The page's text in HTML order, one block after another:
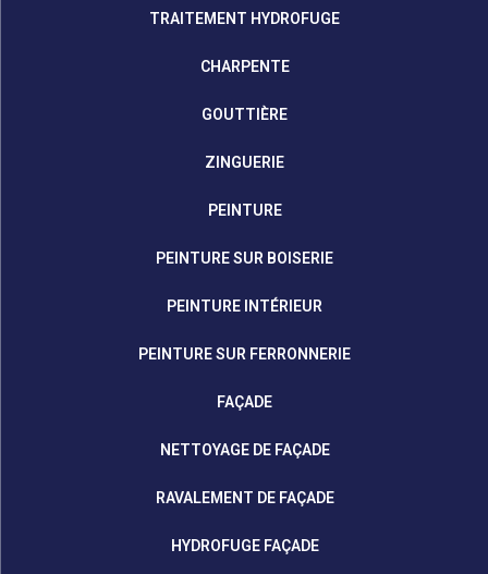
TRAITEMENT HYDROFUGE
CHARPENTE
GOUTTIÈRE
ZINGUERIE
PEINTURE
PEINTURE SUR BOISERIE
PEINTURE INTÉRIEUR
PEINTURE SUR FERRONNERIE
FAÇADE
NETTOYAGE DE FAÇADE
RAVALEMENT DE FAÇADE
HYDROFUGE FAÇADE